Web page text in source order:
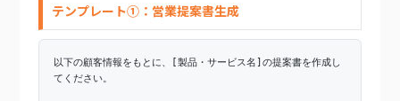
テンプレート①：営業提案書生成
以下の顧客情報をもとに、[製品・サービス名]の提案書を作成し
てください。